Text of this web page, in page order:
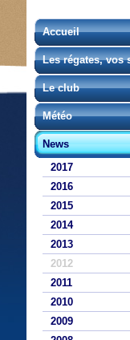
Accueil
Les régates, vos
Le club
Météo
News
2017
2016
2015
2014
2013
2012
2011
2010
2009